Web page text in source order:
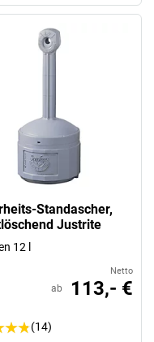
Standascher,
Justrite
12 l
Netto
ab 113,- €
(14)